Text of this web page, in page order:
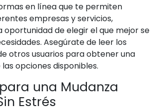
en línea que te permiten
empresas y servicios,
oportunidad de elegir el que mejor se
Asegúrate de leer los
otros usuarios para obtener una
opciones disponibles.
una Mudanza
Estrés